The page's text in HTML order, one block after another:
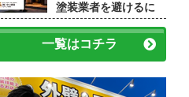
塗装業者を避けるに
は？訪問販売・見積
書・保証で確認すべき
ポイント
一覧はコチラ